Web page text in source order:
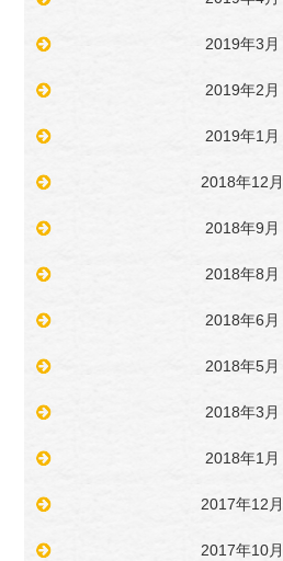
2019年3月
2019年2月
2019年1月
2018年12月
2018年9月
2018年8月
2018年6月
2018年5月
2018年3月
2018年1月
2017年12月
2017年10月